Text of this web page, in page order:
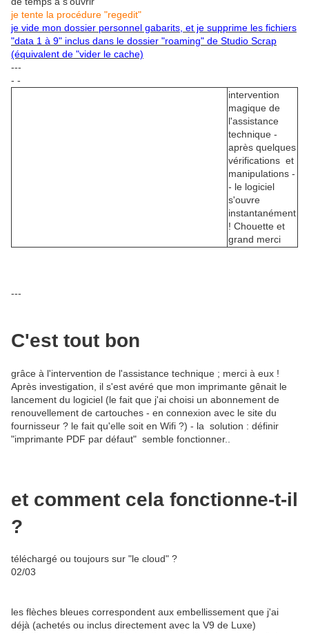
je tente la procédure "regedit"
je vide mon dossier personnel gabarits, et je supprime les fichiers
"data 1 à 9" inclus dans le dossier "roaming" de Studio Scrap
(équivalent de "vider le cache)
---
- -
intervention
magique de
l'assistance
technique -
après quelques
vérifications et
manipulations -
- le logiciel
s'ouvre
instantanément
! Chouette et
grand merci
---
C'est tout bon
grâce à l'intervention de l'assistance technique ; merci à eux !
Après investigation, il s'est avéré que mon imprimante gênait le
lancement du logiciel (le fait que j'ai choisi un abonnement de
renouvellement de cartouches - en connexion avec le site du
fournisseur ? le fait qu'elle soit en Wifi ?) - la solution : définir
"imprimante PDF par défaut" semble fonctionner..
et comment cela fonctionne-t-il
?
téléchargé ou toujours sur "le cloud" ?
02/03
les flèches bleues correspondent aux embellissement que j'ai
déjà (achetés ou inclus directement avec la V9 de Luxe)